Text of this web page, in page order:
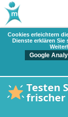
Cookies erleichtern
Dienste erklären
Google
Testen
frischer